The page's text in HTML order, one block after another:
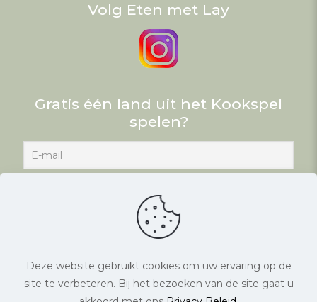
Volg Eten met Lay
Gratis één land uit het Kookspel
spelen?
© Eten met Lay. Alle rechten voorbehouden. |
Deze website gebruikt cookies om uw ervaring op de
site te verbeteren. Bij het bezoeken van de site gaat u